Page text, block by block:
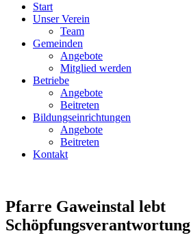
Start
Unser Verein
Team
Gemeinden
Angebote
Mitglied werden
Betriebe
Angebote
Beitreten
Bildungseinrichtungen
Angebote
Beitreten
Kontakt
Pfarre Gaweinstal lebt
Schöpfungsverantwortung